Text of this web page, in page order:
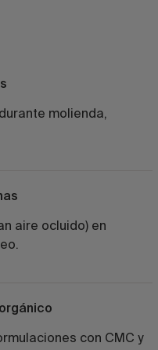
molienda,
aire ocluido) en
con CMC y